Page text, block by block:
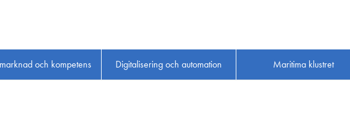
och kompetens Digitalisering och automation Maritima klustret